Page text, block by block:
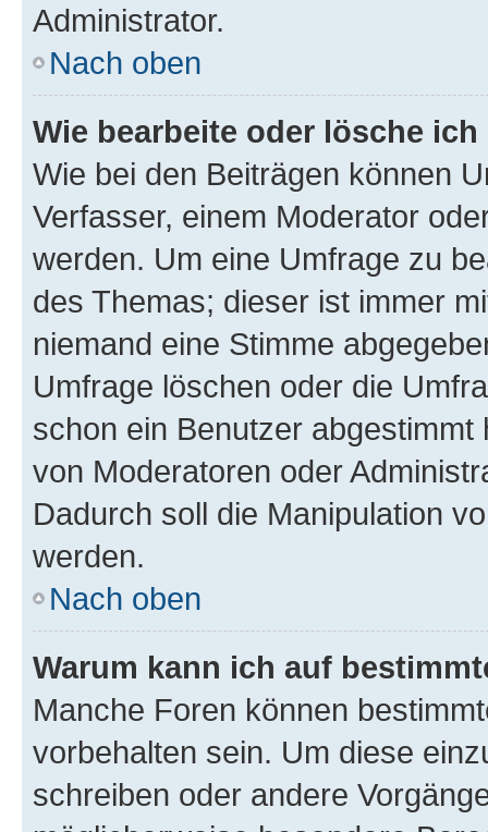
Administrator.
Nach oben
Wie bearbeite oder lösche
Wie bei den Beiträgen können
Verfasser, einem Moderator
werden. Um eine Umfrage zu
des Themas; dieser ist immer
niemand eine Stimme
Umfrage löschen oder die
schon ein Benutzer
von Moderatoren oder
Dadurch soll die Manipulation
werden.
Nach oben
Warum kann ich auf
Manche Foren können
vorbehalten sein. Um diese
schreiben oder andere